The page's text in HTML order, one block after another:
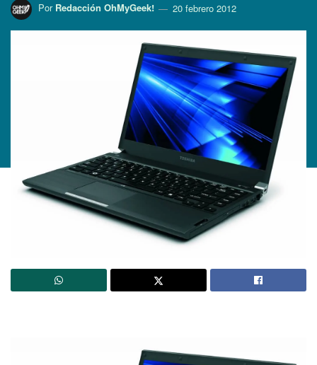
Por Redacción OhMyGeek! 20 febrero 2012